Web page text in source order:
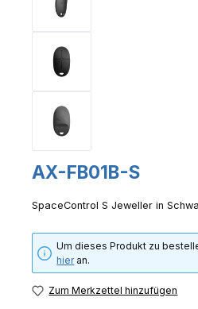
AX-FB01B-S
SpaceControl S Jeweller in
Um dieses Produkt zu
hieran.
Zum Merkzettel hinzufügen